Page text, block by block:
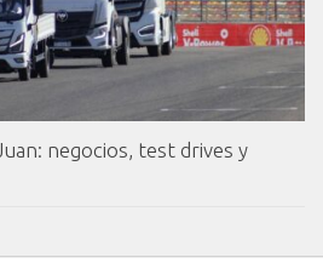
negocios, test drives y